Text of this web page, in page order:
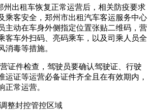
州出租车恢复正常运营后，相关防疫要求
乘客安全，郑州市出租汽车客运服务中心
主动在车身外侧指定位置张贴二维码，营
客车外扫码、亮码乘车，以及司乘人员全
消毒等措施。
证件检查，驾驶员要确认驾驶证、行驶
运证等运营必备证件齐全且在有效期内，
正常运营。
整封控管控区域